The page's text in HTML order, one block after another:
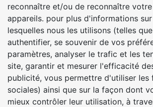
reconnaître et/ou de reconnaître
appareils. pour plus d'informations
lesquelles nous les utilisons (telles
authentifier, se souvenir de vos
paramètres, analyser le trafic et les
site, garantir et mesurer l'efficacité
publicité, vous permettre d'utiliser les
sociales) ainsi que sur la façon dont
mieux contrôler leur utilisation, à